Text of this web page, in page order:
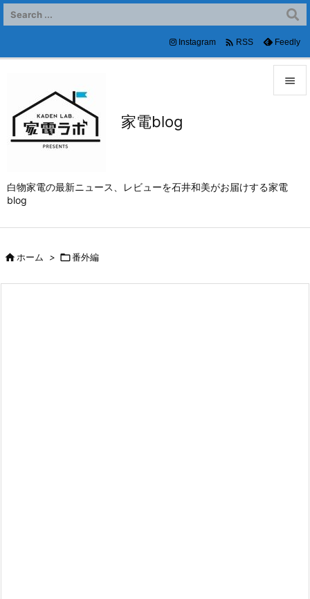
家電blog
白物家電の最新ニュース、レビューを石井和美がお届けする家電
blog


前へ
次へ
Instagram  RSS Feedly
ホーム > 番外編